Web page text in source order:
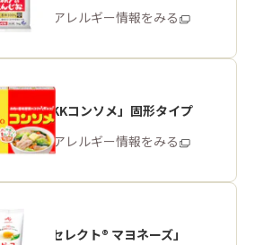
商品・アレルギー情報をみる
「味の素KKコンソメ」固形タイプ
商品・アレルギー情報をみる
「ピュアセレクト® マヨネーズ」